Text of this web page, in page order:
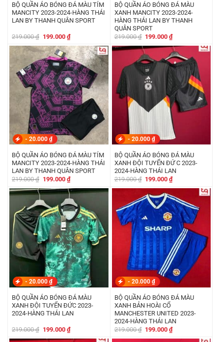
BỘ QUẦN ÁO BÓNG ĐÁ MÀU TÍM
MANCITY 2023-2024-HÀNG THÁI
LAN BY THANH QUÂN SPORT
219.000₫ Giá
là:
219.000 ₫.
199.000 ₫Giá
hiện
tại
là:
199.000 ₫.
BỘ QUẦN ÁO BÓNG ĐÁ MÀU
XANH MANCITY 2023-2024-
HÀNG THÁI LAN BY THANH
QUÂN SPORT
219.000₫ Giá
là:
219.000 ₫.
199.000₫Giá
tại
là:
199.000 ₫.
- 20.000 ₫
BỘ QUẦN ÁO BÓNG ĐÁ MÀU TÍM
MANCITY 2023-2024-HÀNG THÁI
LAN BY THANH QUÂN SPORT
219.000₫ Giá
là:
219.000 ₫.
199.000 ₫Giá
hiện
tại
là:
199.000 ₫.
- 20.000 ₫
BỘ QUẦN ÁO BÓNG ĐÁ MÀU
XANH ĐỘI TUYỂN ĐỨ C 2023-
2024-HÀNG THÁI LAN
219.000₫ Giá
là:
219.000 ₫.
199.000₫Giá
tại
là:
199.000 ₫.
- 20.000 ₫
BỘ QUẦN ÁO BÓNG ĐÁ MÀU
XANH ĐỘI TUYỂN ĐỨC 2023-
2024-HÀNG THÁI LAN
219.000₫ Giá
199.000 ₫Giá
hiện
- 20.000 ₫
BỘ QUẦN ÁO BÓNG ĐÁ MÀU
XANH BẢN HOÀI CỔ
MANCHESTER UNITED 2023-
2024-HÀNG THÁI LAN
219.000₫ Giá
199.000₫Giá